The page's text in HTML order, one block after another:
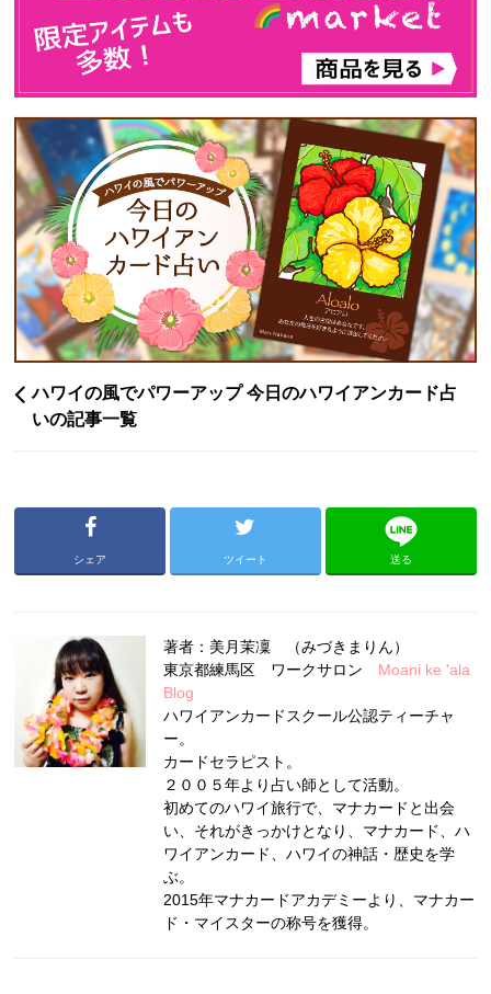
ハワイの風でパワーアップ 今日のハワイアンカード占
いの記事一覧
シェア ツイート 送る
著者：美月茉凜 （みづきまりん）
東京都練馬区 ワークサロン Moani ke 'ala
Blog
ハワイアンカードスクール公認ティーチャ
ー。
カードセラピスト。
２００５年より占い師として活動。
初めてのハワイ旅行で、マナカードと出会
い、それがきっかけとなり、マナカード、ハ
ワイアンカード、ハワイの神話・歴史を学
ぶ。
2015年マナカードアカデミーより、マナカー
ド・マイスターの称号を獲得。